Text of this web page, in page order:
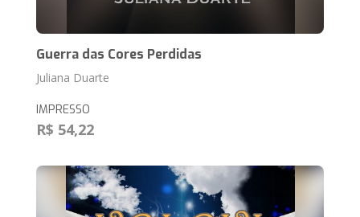
Guerra das Cores Perdidas
Juliana Duarte
IMPRESSO
R$ 54,22